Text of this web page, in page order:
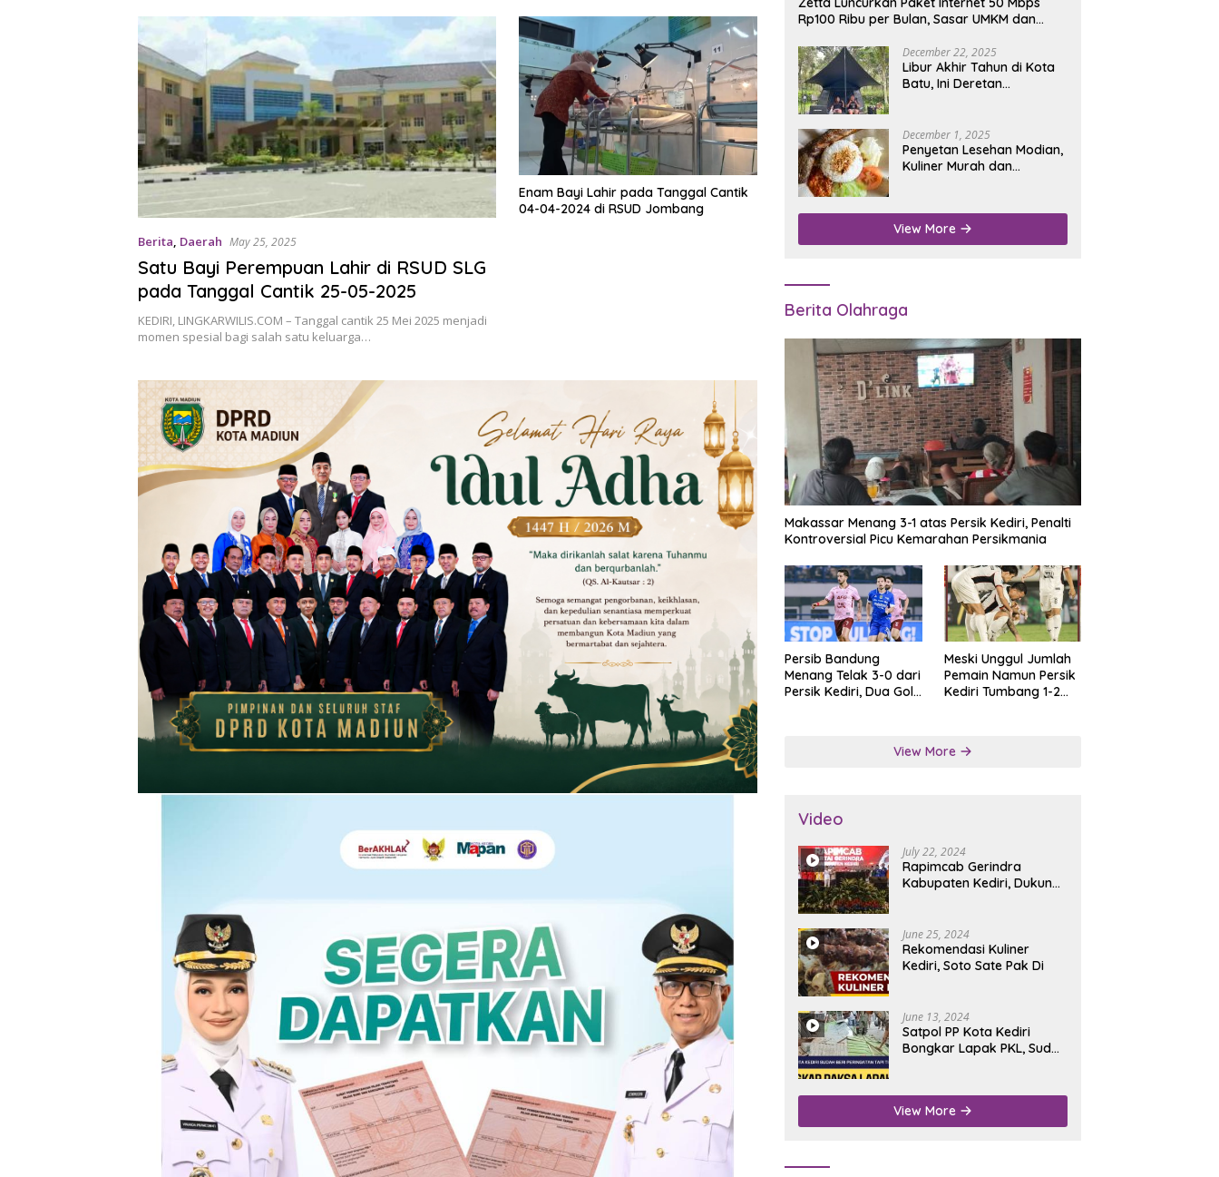
Berita, Daerah May 25, 2025
Satu Bayi Perempuan Lahir di RSUD SLG
pada Tanggal Cantik 25-05-2025
KEDIRI, LINGKARWILIS.COM – Tanggal cantik 25 Mei 2025 menjadi
momen spesial bagi salah satu keluarga…
Enam Bayi Lahir pada Tanggal Cantik
04-04-2024 di RSUD Jombang
Rp100 Ribu per Bulan, Sasar UMKM dan
December 22, 2025
Libur Akhir Tahun di Kota
Batu, Ini Deretan
December 1, 2025
Penyetan Lesehan Modian,
Kuliner Murah dan
Nganjuk
View More
Berita Olahraga
Makassar Menang 3-1 atas Persik Kediri, Penalti
Kontroversial Picu Kemarahan Persikmania
Persib Bandung
Menang Telak 3-0 dari
Persik Kediri, Dua Gol
Meski Unggul Jumlah
Pemain Namun Persik
Kediri Tumbang 1-2
View More
Video
July 22, 2024
Rapimcab Gerindra
Kabupaten Kediri, Dukung
June 25, 2024
Rekomendasi Kuliner
Kediri, Soto Sate Pak Di
June 13, 2024
Satpol PP Kota Kediri
Bongkar Lapak PKL, Sudah
View More